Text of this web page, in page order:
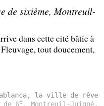
de sixième, Montreuil-
dans cette cité bâtie à
tout doucement,
la ville de rêve
de 6e , Montreuil-Juigné.